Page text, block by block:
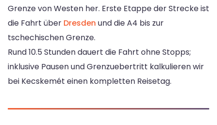
Grenze von Westen her. Erste Etappe der Strecke ist
die Fahrt über Dresden und die A4 bis zur
tschechischen Grenze.
Rund 10.5 Stunden dauert die Fahrt ohne Stopps;
inklusive Pausen und Grenzuebertritt kalkulieren wir
bei Kecskemét einen kompletten Reisetag.